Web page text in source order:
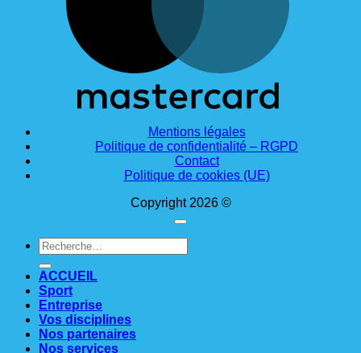
Mentions légales
Politique de confidentialité – RGPD
Contact
Politique de cookies (UE)
Copyright 2026 ©
Recherche
pour :
ACCUEIL
Sport
Entreprise
Vos disciplines
Nos partenaires
Nos services